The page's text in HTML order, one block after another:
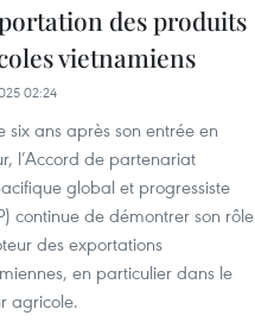
des produits
vietnamiens
02:24
six ans après son entrée en
l’Accord de partenariat
global et progressiste
continue de démontrer son rôle
des exportations
en particulier dans le
agricole.